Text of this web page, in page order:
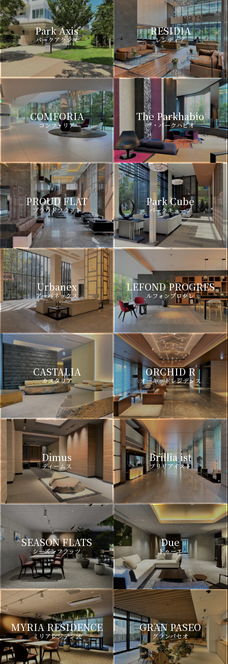
Park Axis
パークアクシス
RESIDIA
レジディア
COMFORIA
コンフォリア
The Parkhabio
ザ・パークハビオ
PROUD FLAT
プラウドフラット
Park Cube
パークキューブ
Urbanex
アーバネックス
LEFOND PROGRES
ルフォンプログレ
CASTALIA
カスタリア
ORCHID R
オーキッドレジデンス
Dimus
ディームス
Brillia ist
ブリリアイスト
SEASON FLATS
シーズンフラッツ
Due
ドゥーエ
MYRIA RESIDENCE
ミリアレジデンス
GRAN PASEO
グランパセオ